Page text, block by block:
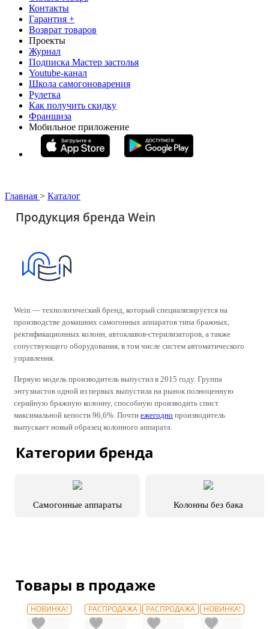
Контакты
Гарантия +
Возврат товаров
Проекты
Журнал
Подписка Мастер застолья
Youtube-канал
Школа самогоноварения
Рулетка
Как получить скидку
Франшиза
Мобильное приложение
Главная > Каталог
Продукция бренда Wein
Wein — технологический бренд, который специализируется на
производстве домашних самогонных аппаратов типа бражных,
ректификационных колонн, автоклавов-стерилизаторов, а также
сопуствующего оборудования, в том числе систем автоматического
управления.
Первую модель производитель выпустил в 2015 году. Группа
энтузиастов одной из первых выпустила на рынок полноценную
серийную бражную колонну, способную производить спист
максимальной кепости 96,6%. Почти ежегодно производитель
выпускает новый образец колонного аппарата.
Категории бренда
Самогонные аппараты Колонны без бака
Товары в продаже
НОВИНКА! РАСПРОДАЖА РАСПРОДАЖА НОВИНКА!